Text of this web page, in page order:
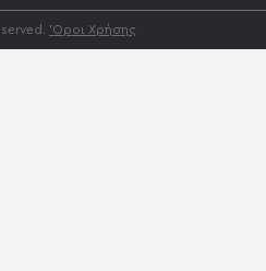
'Οροι Χρήσης